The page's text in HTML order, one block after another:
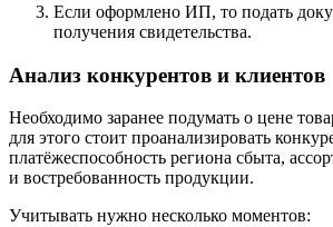
Если оформлено ИП, то подать
получения свидетельства.
Анализ конкурентов и клиентов
Необходимо заранее подумать о цене
для этого стоит проанализировать
платёжеспособность региона сбыта,
и востребованность продукции.
Учитывать нужно несколько моментов: